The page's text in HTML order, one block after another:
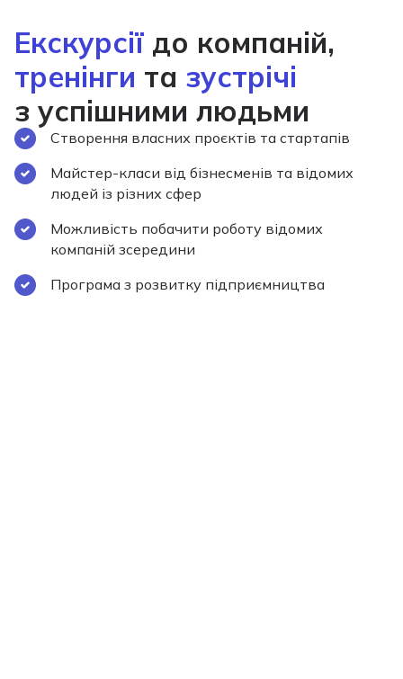
Екскурсії до компаній,
тренінги та зустрічі
з успішними людьми
Створення власних проєктів та стартапів
Майстер-класи від бізнесменів та відомих
людей із різних сфер
Можливість побачити роботу відомих
компаній зсередини
Програма з розвитку підприємництва